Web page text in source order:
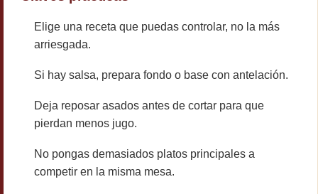
Elige una receta que puedas controlar, no la más
arriesgada.
Si hay salsa, prepara fondo o base con antelación.
Deja reposar asados antes de cortar para que
pierdan menos jugo.
No pongas demasiados platos principales a
competir en la misma mesa.